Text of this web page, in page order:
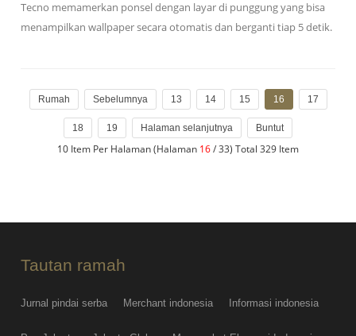
Tecno memamerkan ponsel dengan layar di punggung yang bisa
menampilkan wallpaper secara otomatis dan berganti tiap 5 detik.
Rumah Sebelumnya 13 14 15 16 17
18 19 Halaman selanjutnya Buntut
10 Item Per Halaman (Halaman 16/ 33) Total 329 Item
Tautan ramah
Jurnal pindai serba Merchant indonesia Informasi indonesia